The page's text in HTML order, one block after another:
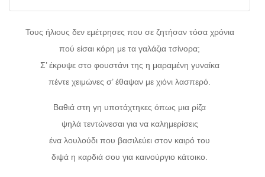
Τους ήλιους δεν εμέτρησες που σε ζητήσαν τόσα χρόνια
πού είσαι κόρη με τα γαλάζια τσίνορα;
Σ’ έκρυψε στο φουστάνι της η μαραμένη γυναίκα
πέντε χειμώνες σ’ έθαψαν με χιόνι λασπερό.
Βαθιά στη γη υποτάχτηκες όπως μια ρίζα
ψηλά τεντώνεσαι για να καλημερίσεις
ένα λουλούδι που βασιλεύει στον καιρό του
διψά η καρδιά σου για καινούργιο κάτοικο.